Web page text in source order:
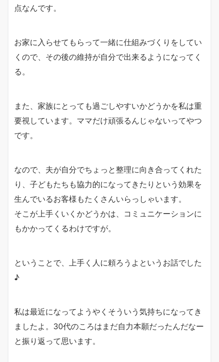
点なんです。
お家に入らせてもらって一緒に仕組みづくりをしてい
くので、その後の維持が自分で出来るようになってく
る。
また、家族にとっても過ごしやすいかどうかを私は重
要視しています。ママだけ頑張るんじゃないってやつ
です。
なので、夫が自分でちょっと整理に向き合ってくれた
り、子どもたちも協力的になってきたりという効果を
生んでいるお客様もたくさんいらっしゃいます。
そこが上手くいくかどうかは、コミュニケーションに
もかかってくるわけですが。
ということで、上手く人に頼ろうよというお話でした
♪
私は最近になってようやくそういう気持ちになってき
ましたよ。30代のころはまだ自力本願だったんだなー
と振り返って思います。